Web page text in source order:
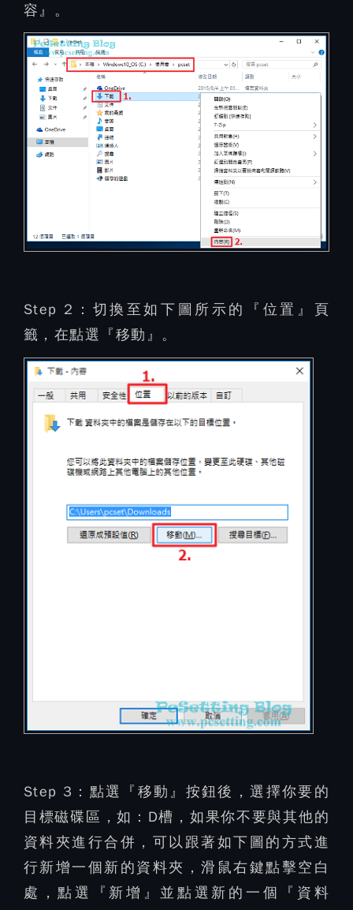
容』。
Step 2： 切換至如下圖所示的『位置』頁
籤，在點選『移動』。
Step 3： 點選『移動』按鈕後，選擇你要的
目標磁碟區，如：D槽，如果你不要與其他的
資料夾進行合併，可以跟著如下圖的方式進
行新增一個新的資料夾，滑鼠右鍵點擊空白
處，點選『新增』並點選新的一個『資料